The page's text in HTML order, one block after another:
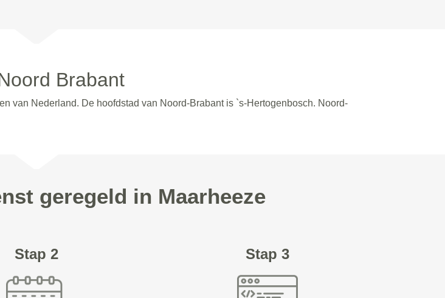
Brabant
van Nederland. De hoofdstad van Noord-Brabant is `s-Hertogenbosch. Noord-
geregeld in Maarheeze
Stap 2 Stap 3